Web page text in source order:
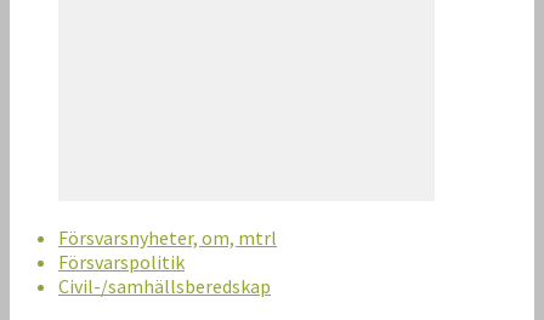
Försvarsnyheter, om, mtrl
Försvarspolitik
Civil-/samhällsberedskap